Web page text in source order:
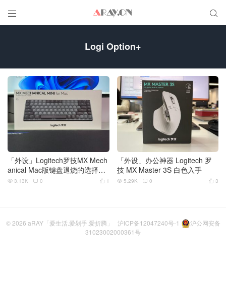
 
Logi Option+
「外设」Logitech罗技MX Mech
anical Mac版键盘退烧的选择
（支持蓝牙/USB Bolt双模）
 1
 3.13K  0
「外设」办公神器 Logitech 罗
技 MX Master 3S 白色入手
 3
 5.29K  0
© 2026 aRAY「爱生活.爱剁手.爱折腾」 沪ICP备12047240号-1
沪公网安备
31023002000361号